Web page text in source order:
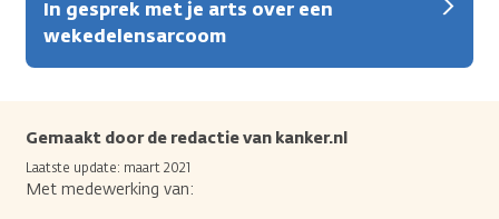
In gesprek met je arts over een
wekedelensarcoom
Gemaakt door de redactie van kanker.nl
Laatste update: maart 2021
Met medewerking van: